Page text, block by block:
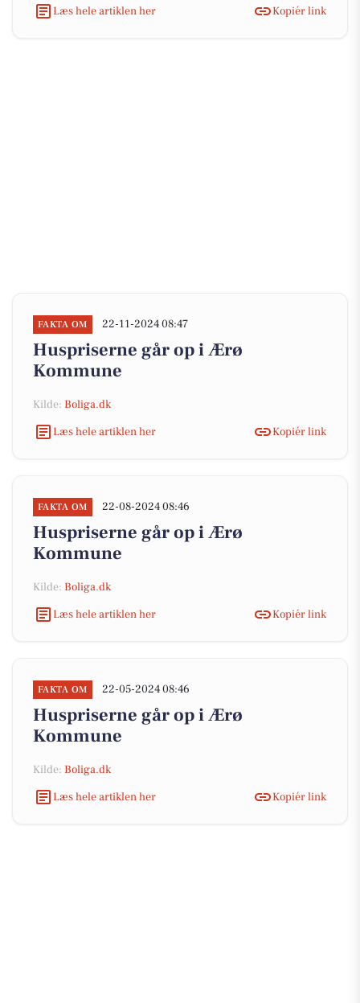
Læs hele artiklen her Kopiér link
FAKTA OM 22-11-2024 08:47
Huspriserne går op i Ærø
Kommune
Kilde: Boliga.dk
Læs hele artiklen her
Kopiér link
FAKTA OM 22-08-2024 08:46
Huspriserne går op i Ærø
Kommune
Kilde: Boliga.dk
Læs hele artiklen her
Kopiér link
FAKTA OM 22-05-2024 08:46
Huspriserne går op i Ærø
Kommune
Kilde: Boliga.dk
Læs hele artiklen her
Kopiér link